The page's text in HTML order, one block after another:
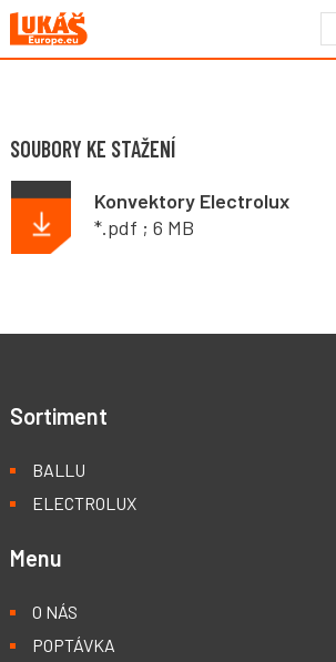
SOUBORY KE STAŽENÍ
Konvektory Electrolux
*.pdf ; 6 MB
Sortiment
BALLU
ELECTROLUX
Menu
O NÁS
POPTÁVKA